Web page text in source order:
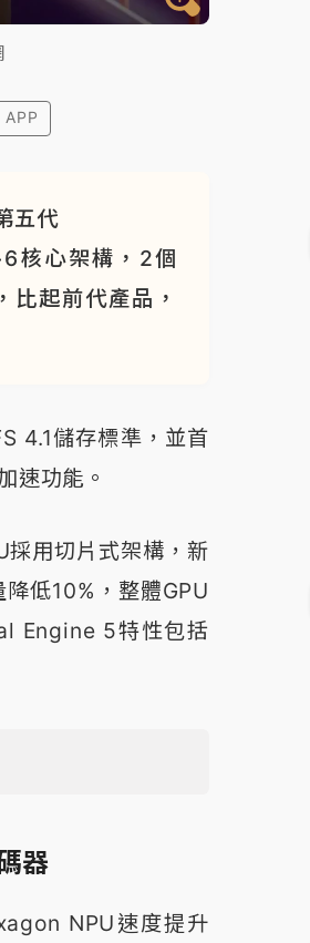
APP
五代
核心架構，2個
起前代產品，
4.1儲存標準，並首
速功能。
用切片式架構，新
低10%，整體GPU
Engine 5特性包括
器
NPU速度提升